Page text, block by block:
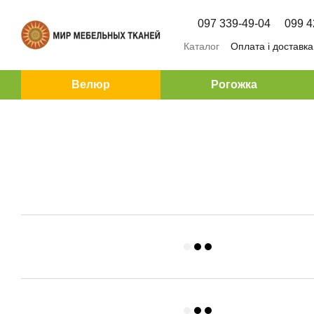
097 339-49-04 099
Каталог Оплата і доставка
Велюр Рогожка